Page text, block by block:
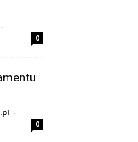
-
0
-
0